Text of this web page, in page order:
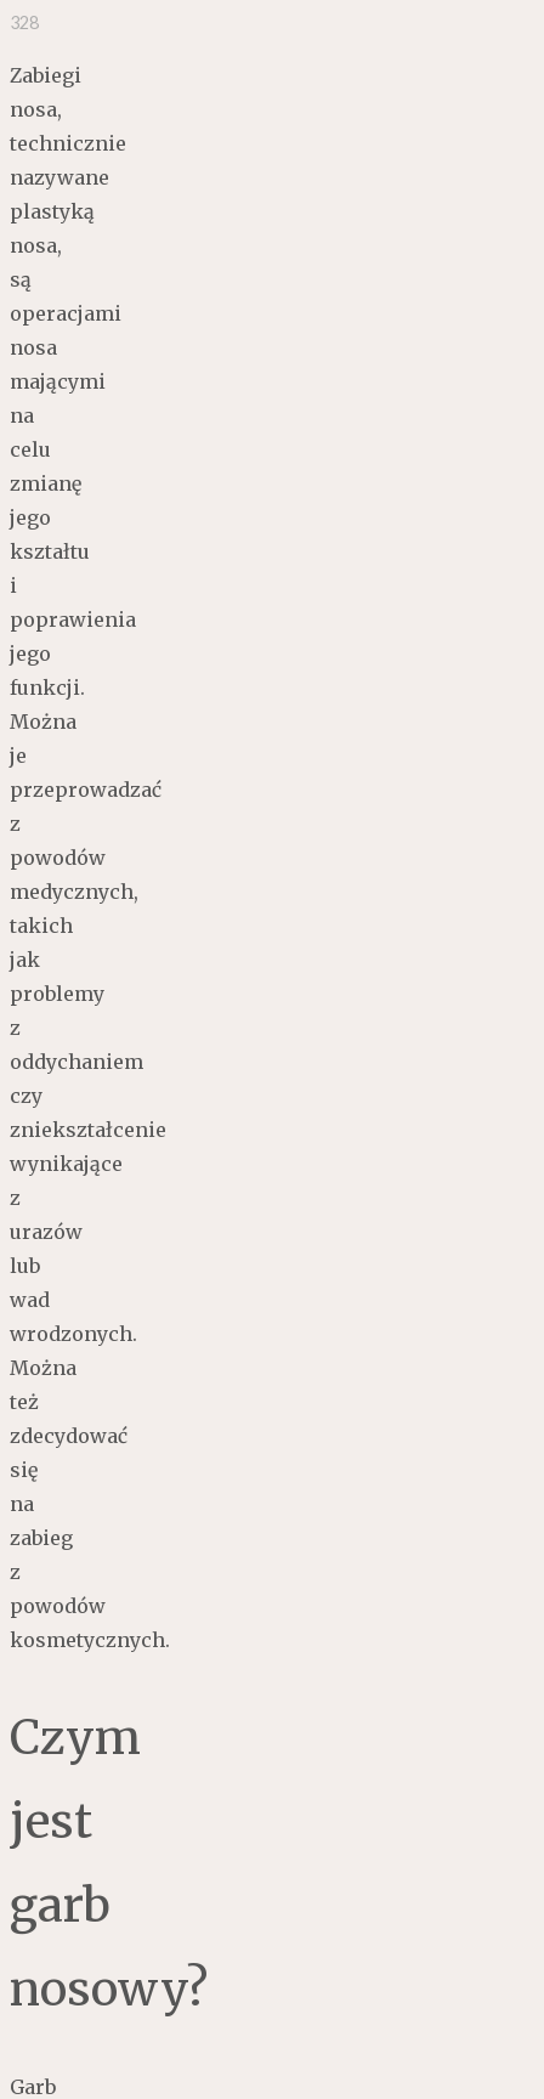
328
Zabiegi
nosa,
technicznie
nazywane
plastyką
nosa,
są
operacjami
nosa
mającymi
na
celu
zmianę
jego
kształtu
i
poprawienia
jego
funkcji.
Można
je
przeprowadzać
z
powodów
medycznych,
takich
jak
problemy
z
oddychaniem
czy
zniekształcenie
wynikające
z
urazów
lub
wad
wrodzonych.
Można
też
zdecydować
się
na
zabieg
z
powodów
kosmetycznych.
Czym
jest
garb
nosowy?
Garb